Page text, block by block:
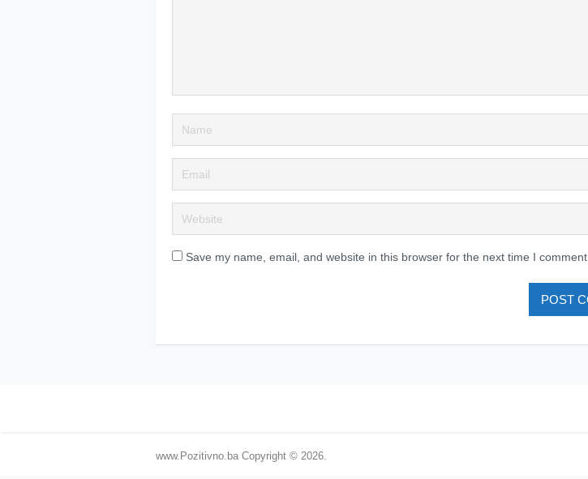
Save my name, email, and website in this browser for the next time I comment.
www.Pozitivno.ba Copyright © 2026.